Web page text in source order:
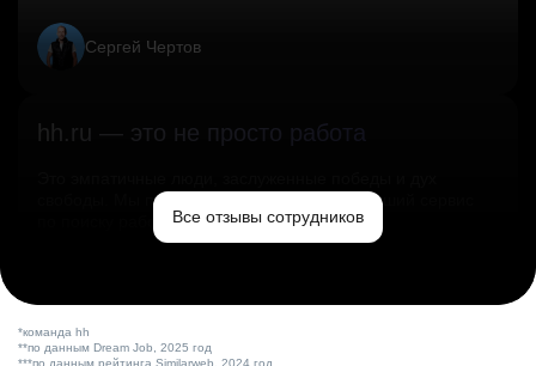
Сергей Чертов
hh.ru — это не просто работа
свободы. Мы помогаем миру и создаём лучший сервис
по поиску работы в стране.Все отзывы сотрудников
*команда hh
**по данным Dream Job, 2025 год
***по данным рейтинга Similarweb, 2024 год